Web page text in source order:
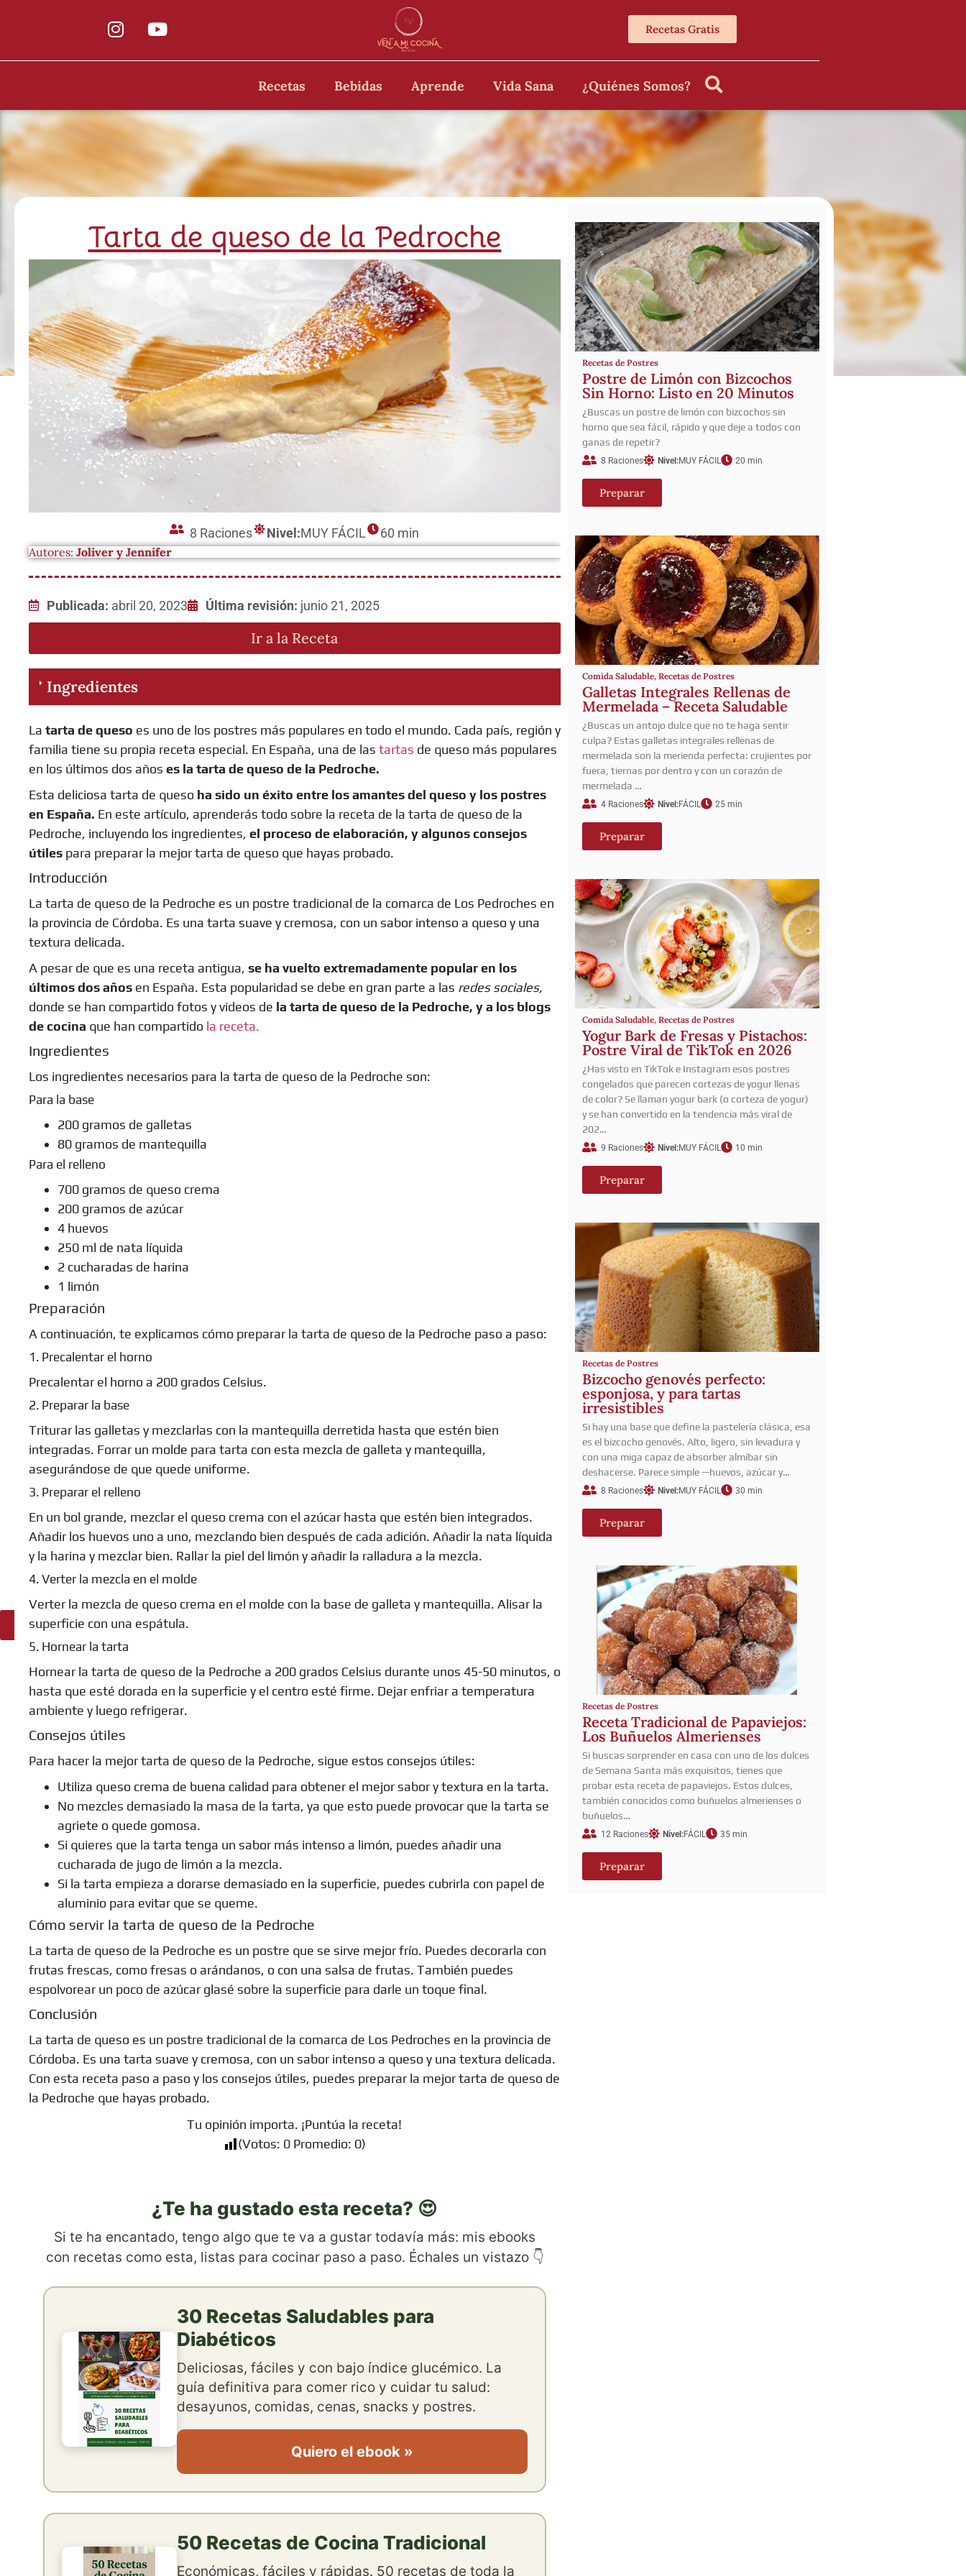
Recetas Gratis
Recetas Bebidas Aprende Vida Sana ¿Quiénes Somos?
Ingredientes
Tarta de queso de la Pedroche
8 Raciones Nivel:MUY FÁCIL 60 min
Autores: Joliver y Jennifer
Publicada: abril 20, 2023 Última revisión: junio 21, 2025
Ir a la Receta
Ingredientes
La tarta de queso es uno de los postres más populares en todo el mundo. Cada país, región y
familia tiene su propia receta especial. En España, una de las tartas de queso más populares
en los últimos dos años es la tarta de queso de la Pedroche.
Esta deliciosa tarta de queso ha sido un éxito entre los amantes del queso y los postres
en España. En este artículo, aprenderás todo sobre la receta de la tarta de queso de la
Pedroche, incluyendo los ingredientes, el proceso de elaboración, y algunos consejos
útiles para preparar la mejor tarta de queso que hayas probado.
Introducción
La tarta de queso de la Pedroche es un postre tradicional de la comarca de Los Pedroches en
la provincia de Córdoba. Es una tarta suave y cremosa, con un sabor intenso a queso y una
textura delicada.
A pesar de que es una receta antigua, se ha vuelto extremadamente popular en los
últimos dos años en España. Esta popularidad se debe en gran parte a las redes sociales,
donde se han compartido fotos y videos de la tarta de queso de la Pedroche, y a los blogs
de cocina que han compartido la receta.
Ingredientes
Los ingredientes necesarios para la tarta de queso de la Pedroche son:
Para la base
200 gramos de galletas
80 gramos de mantequilla
Para el relleno
700 gramos de queso crema
200 gramos de azúcar
4 huevos
250 ml de nata líquida
2 cucharadas de harina
1 limón
Preparación
A continuación, te explicamos cómo preparar la tarta de queso de la Pedroche paso a paso:
1. Precalentar el horno
Precalentar el horno a 200 grados Celsius.
2. Preparar la base
Triturar las galletas y mezclarlas con la mantequilla derretida hasta que estén bien
integradas. Forrar un molde para tarta con esta mezcla de galleta y mantequilla,
asegurándose de que quede uniforme.
3. Preparar el relleno
En un bol grande, mezclar el queso crema con el azúcar hasta que estén bien integrados.
Añadir los huevos uno a uno, mezclando bien después de cada adición. Añadir la nata líquida
y la harina y mezclar bien. Rallar la piel del limón y añadir la ralladura a la mezcla.
4. Verter la mezcla en el molde
Verter la mezcla de queso crema en el molde con la base de galleta y mantequilla. Alisar la
superficie con una espátula.
5. Hornear la tarta
Hornear la tarta de queso de la Pedroche a 200 grados Celsius durante unos 45-50 minutos, o
hasta que esté dorada en la superficie y el centro esté firme. Dejar enfriar a temperatura
ambiente y luego refrigerar.
Consejos útiles
Para hacer la mejor tarta de queso de la Pedroche, sigue estos consejos útiles:
Utiliza queso crema de buena calidad para obtener el mejor sabor y textura en la tarta.
No mezcles demasiado la masa de la tarta, ya que esto puede provocar que la tarta se
agriete o quede gomosa.
Si quieres que la tarta tenga un sabor más intenso a limón, puedes añadir una
cucharada de jugo de limón a la mezcla.
Si la tarta empieza a dorarse demasiado en la superficie, puedes cubrirla con papel de
aluminio para evitar que se queme.
Cómo servir la tarta de queso de la Pedroche
La tarta de queso de la Pedroche es un postre que se sirve mejor frío. Puedes decorarla con
frutas frescas, como fresas o arándanos, o con una salsa de frutas. También puedes
espolvorear un poco de azúcar glasé sobre la superficie para darle un toque final.
Conclusión
La tarta de queso es un postre tradicional de la comarca de Los Pedroches en la provincia de
Córdoba. Es una tarta suave y cremosa, con un sabor intenso a queso y una textura delicada.
Con esta receta paso a paso y los consejos útiles, puedes preparar la mejor tarta de queso de
la Pedroche que hayas probado.
Tu opinión importa. ¡Puntúa la receta!
(Votos: 0Promedio: 0)
¿Te ha gustado esta receta? 😍
Si te ha encantado, tengo algo que te va a gustar todavía más: mis ebooks
con recetas como esta, listas para cocinar paso a paso. Échales un vistazo 👇
30 Recetas Saludables para
Diabéticos
Deliciosas, fáciles y con bajo índice glucémico. La
guía definitiva para comer rico y cuidar tu salud:
desayunos, comidas, cenas, snacks y postres.
Quiero el ebook »
50 Recetas de Cocina Tradicional
Económicas, fáciles y rápidas. 50 recetas de toda la
Recetas de Postres
Postre de Limón con Bizcochos
Sin Horno: Listo en 20 Minutos
¿Buscas un postre de limón con bizcochos sin
horno que sea fácil, rápido y que deje a todos con
ganas de repetir?
8 Raciones Nivel:MUY FÁCIL 20 min
Preparar
Comida Saludable, Recetas de Postres
Galletas Integrales Rellenas de
Mermelada – Receta Saludable
¿Buscas un antojo dulce que no te haga sentir
culpa? Estas galletas integrales rellenas de
mermelada son la merienda perfecta: crujientes por
fuera, tiernas por dentro y con un corazón de
mermelada …
4 Raciones Nivel:FÁCIL 25 min
Preparar
Comida Saludable, Recetas de Postres
Yogur Bark de Fresas y Pistachos:
Postre Viral de TikTok en 2026
¿Has visto en TikTok e Instagram esos postres
congelados que parecen cortezas de yogur llenas
de color? Se llaman yogur bark (o corteza de yogur)
y se han convertido en la tendencia más viral de
202…
9 Raciones Nivel:MUY FÁCIL 10 min
Preparar
Recetas de Postres
Bizcocho genovés perfecto:
esponjosa, y para tartas
irresistibles
Si hay una base que define la pastelería clásica, esa
es el bizcocho genovés. Alto, ligero, sin levadura y
con una miga capaz de absorber almíbar sin
deshacerse. Parece simple —huevos, azúcar y…
8 Raciones Nivel:MUY FÁCIL 30 min
Preparar
Recetas de Postres
Receta Tradicional de Papaviejos:
Los Buñuelos Almerienses
Si buscas sorprender en casa con uno de los dulces
de Semana Santa más exquisitos, tienes que
probar esta receta de papaviejos. Estos dulces,
también conocidos como buñuelos almerienses o
buñuelos…
12 Raciones Nivel:FÁCIL 35 min
Preparar